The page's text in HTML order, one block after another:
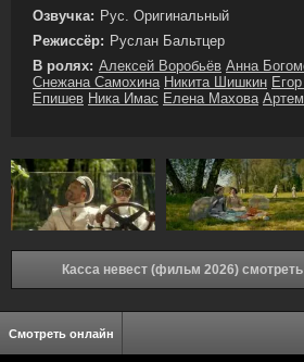
Озвучка: Рус. Оригинальный
Режиссёр: Руслан Бальтцер
В ролях: Алексей Воробьёв Анна
Снежана Самохина Никита Шишкин
Епишев Ника Имас Елена Махова
Касса невест (фильм 2026)
Смотреть онлайн